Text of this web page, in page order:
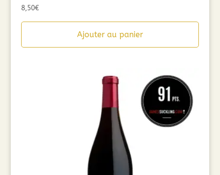
8,50€
Ajouter au panier